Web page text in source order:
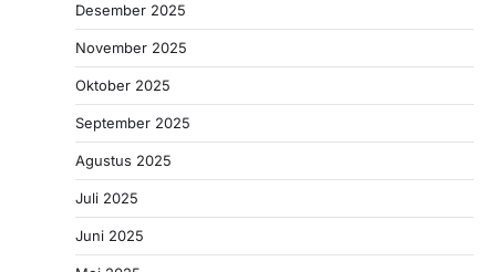
Desember 2025
November 2025
Oktober 2025
September 2025
Agustus 2025
Juli 2025
Juni 2025